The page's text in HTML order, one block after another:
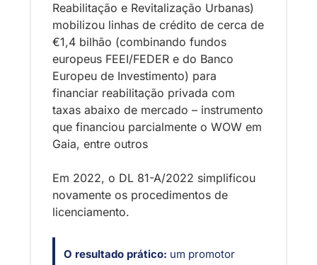
Reabilitação e Revitalização Urbanas)
mobilizou linhas de crédito de cerca de
€1,4 bilhão (combinando fundos
europeus FEEI/FEDER e do Banco
Europeu de Investimento) para
financiar reabilitação privada com
taxas abaixo de mercado – instrumento
que financiou parcialmente o WOW em
Gaia, entre outros
Em 2022, o DL 81-A/2022 simplificou
novamente os procedimentos de
licenciamento.
O resultado prático: um promotor